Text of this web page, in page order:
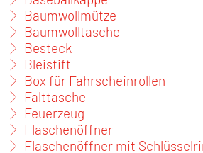
Baumwollmütze
Baumwolltasche
Besteck
Bleistift
Box für Fahrscheinrollen
Falttasche
Feuerzeug
Flaschenöffner
Flaschenöffner mit